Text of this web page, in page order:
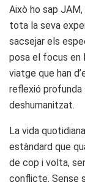
Això ho sap JAM,
tota la seva
sacsejar els
posa el focus en
viatge que han
reflexió profunda
deshumanitzat.
La vida
estàndard que
de cop i volta,
conflicte. Sense